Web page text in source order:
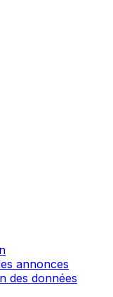
annonces
des données